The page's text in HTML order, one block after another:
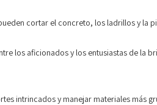
cortar el concreto, los ladrillos y la
los aficionados y los entusiastas de la
intrincados y manejar materiales más